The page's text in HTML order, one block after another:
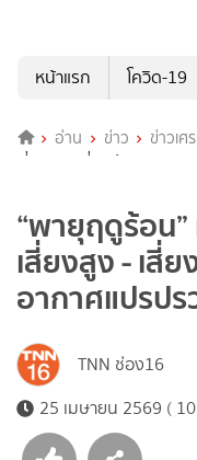
หน้าแรก
โควิด-19
อ่าน ข่าว ข่าวเศ
เสี่ยงสูง - เสี่ยงปานกลาง ส
“พายุฤดูร้อน
เสี่ยงสูง - เสี่
อากาศแปรปร
TNN ช่อง16
25 เมษายน 2569 (